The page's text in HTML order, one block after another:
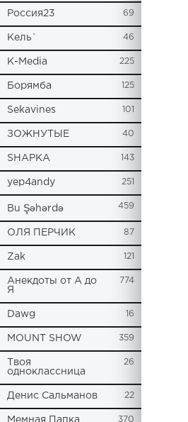
Россия23 69
Кель` 46
К-Media 225
Борямба 125
Sekavines 101
ЗОЖНУТЫЕ 40
SHAPKA 143
yep4andy 251
Bu Şəhərdə 459
ОЛЯ ПЕРЧИК 87
Zak 121
Анекдоты от А до
Я
774
Dawg 16
MOUNT SHOW 359
Твоя
одноклассница
26
Денис Сальманов 22
Мемная Папка 370